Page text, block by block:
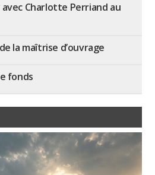
Charlotte Perriand au
la maîtrise d’ouvrage
fonds